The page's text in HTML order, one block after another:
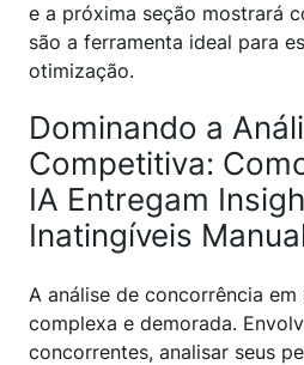
e a próxima seção mostrará
são a ferramenta ideal para
otimização.
Dominando a
Competitiva:
IA Entregam
Inatingíveis
A análise de concorrência em
complexa e demorada.
concorrentes, analisar seus